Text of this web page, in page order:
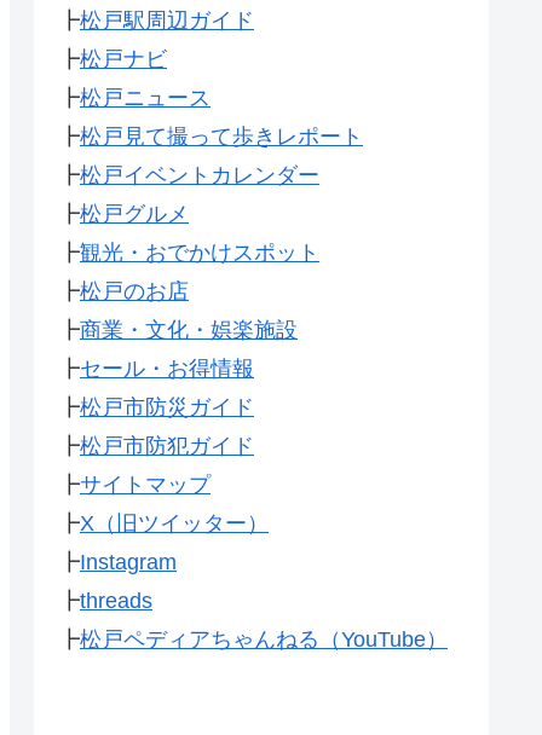
┣松戸駅周辺ガイド
┣松戸ナビ
┣松戸ニュース
┣松戸見て撮って歩きレポート
┣松戸イベントカレンダー
┣松戸グルメ
┣観光・おでかけスポット
┣松戸のお店
┣商業・文化・娯楽施設
┣セール・お得情報
┣松戸市防災ガイド
┣松戸市防犯ガイド
┣サイトマップ
┣X（旧ツイッター）
┣Instagram
┣threads
┣松戸ペディアちゃんねる（YouTube）